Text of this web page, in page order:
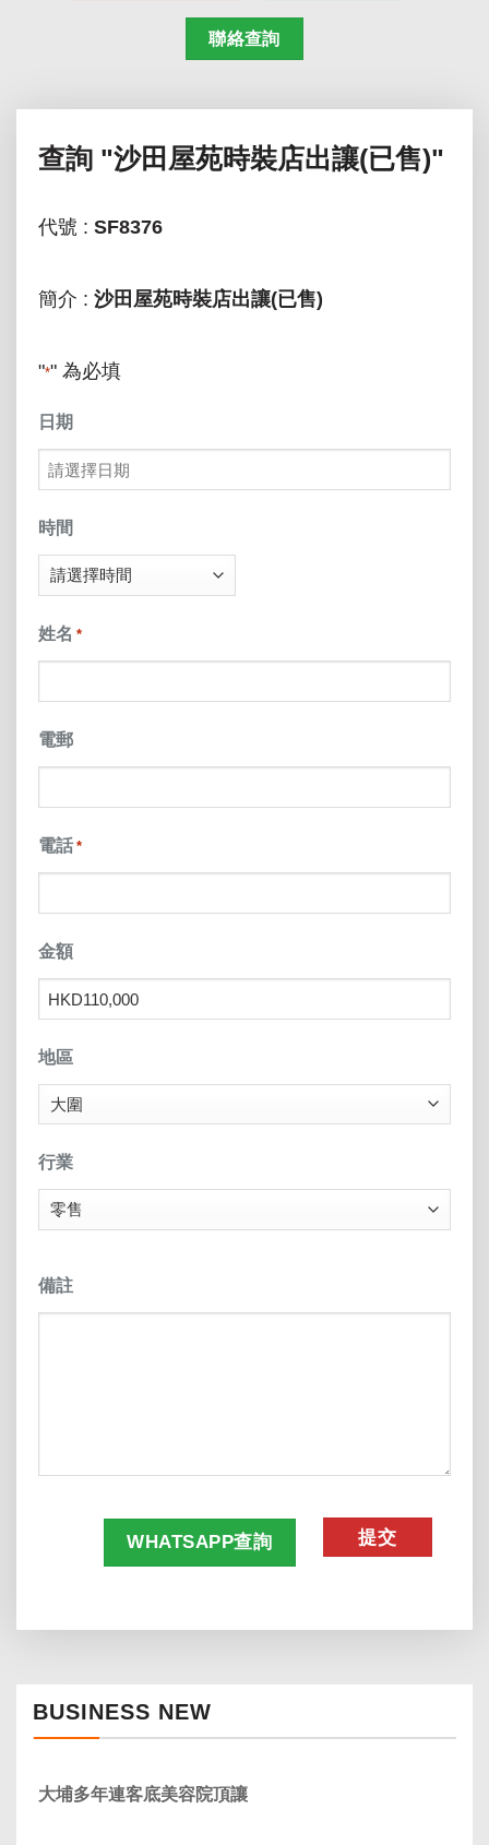
聯絡查詢
查詢 "沙田屋苑時裝店出讓(已售)"
代號 : SF8376
簡介 : 沙田屋苑時裝店出讓(已售)
"*" 為必填
日期
MM
slash
DD
YYYY
時間
姓名 *
電郵
電話 *
金額
地區
行業
備註
WHATSAPP查詢
BUSINESS NEW
大埔多年連客底美容院頂讓